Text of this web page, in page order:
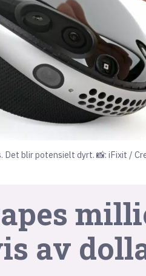
blir potensielt dyrt. 📸: iFixit /
av